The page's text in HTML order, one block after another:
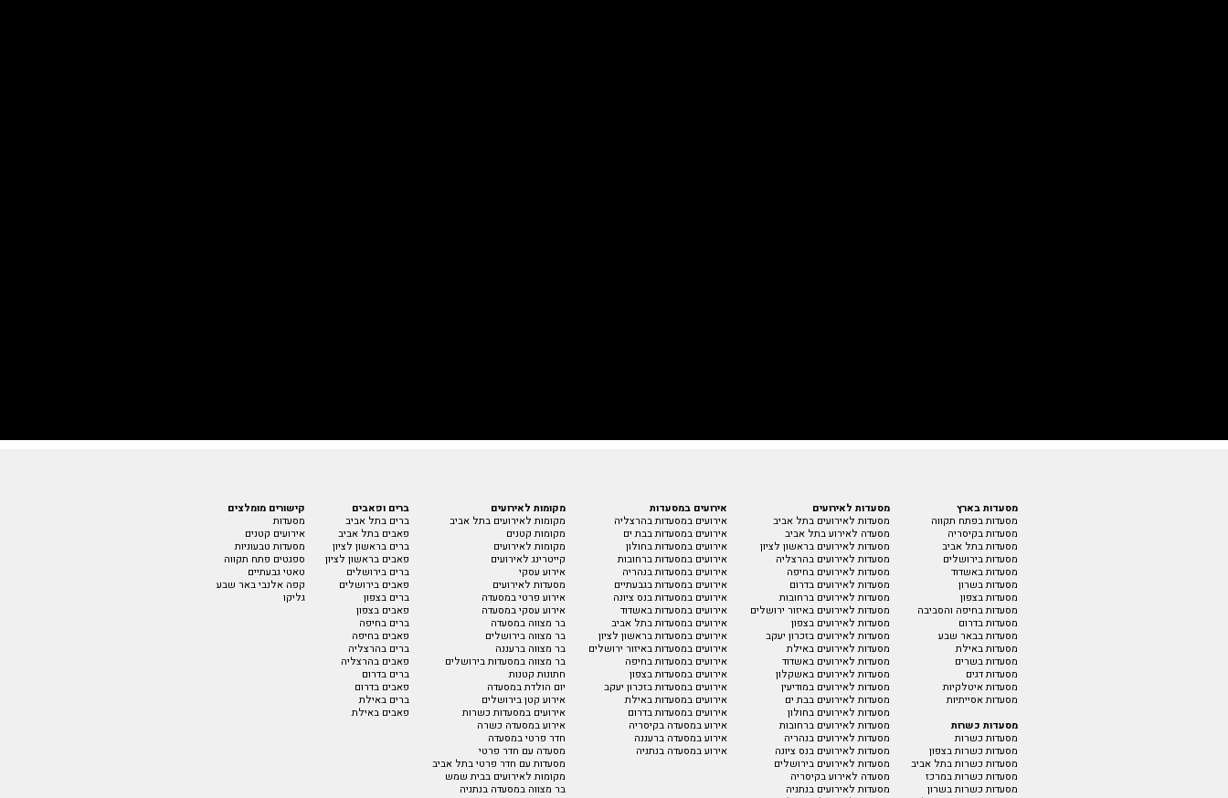
מסעדות בארץ
מסעדות בפתח תקווה
מסעדות בקיסריה
מסעדות בתל אביב
מסעדות בירושלים
מסעדות באשדוד
מסעדות בשרון
מסעדות בצפון
מסעדות בחיפה והסביבה
מסעדות בדרום
מסעדות בבאר שבע
מסעדות באילת
מסעדות בשרים
מסעדות דגים
מסעדות איטלקיות
מסעדות אסייתיות
מסעדות כשרות
מסעדות כשרות
מסעדות כשרות בצפון
מסעדות כשרות בתל אביב
מסעדות כשרות במרכז
מסעדות כשרות בשרון
מסעדות לאירועים
מסעדות לאירועים בתל אביב
מסעדה לאירוע בתל אביב
מסעדות לאירועים בראשון לציון
מסעדות לאירועים בהרצליה
מסעדות לאירועים בחיפה
מסעדות לאירועים בדרום
מסעדות לאירועים ברחובות
מסעדות לאירועים באיזור ירושלים
מסעדות לאירועים בצפון
מסעדות לאירועים בזכרון יעקב
מסעדות לאירועים באילת
מסעדות לאירועים באשדוד
מסעדות לאירועים באשקלון
מסעדות לאירועים במודיעין
מסעדות לאירועים בבת ים
מסעדות לאירועים בחולון
מסעדות לאירועים ברחובות
מסעדות לאירועים בנהריה
מסעדות לאירועים בנס ציונה
מסעדות לאירועים בירושלים
מסעדה לאירוע בקיסריה
מסעדות לאירועים בנתניה
אירועים במסעדות
אירועים במסעדות בהרצליה
אירועים במסעדות בבת ים
אירועים במסעדות בחולון
אירועים במסעדות ברחובות
אירועים במסעדות בנהריה
אירועים במסעדות בגבעתיים
אירועים במסעדות בנס ציונה
אירועים במסעדות באשדוד
אירועים במסעדות בתל אביב
אירועים במסעדות בראשון לציון
אירועים במסעדות באיזור ירושלים
אירועים במסעדות בחיפה
אירועים במסעדות בצפון
אירועים במסעדות בזכרון יעקב
אירועים במסעדות באילת
אירועים במסעדות בדרום
אירוע במסעדה בקיסריה
אירוע במסעדה ברעננה
אירוע במסעדה בנתניה
מקומות לאירועים
מקומות לאירועים בתל אביב
מקומות קטנים
מקומות לאירועים
קייטרינג לאירועים
אירוע עסקי
מסעדות לאירועים
אירוע פרטי במסעדה
אירוע עסקי במסעדה
בר מצווה במסעדה
בר מצווה בירושלים
בר מצווה ברעננה
בר מצווה במסעדות בירושלים
חתונות קטנות
יום הולדת במסעדה
אירוע קטן בירושלים
אירועים במסעדות כשרות
אירוע במסעדה כשרה
חדר פרטי במסעדה
מסעדה עם חדר פרטי
מסעדות עם חדר פרטי בתל אביב
מקומות לאירועים בבית שמש
בר מצווה במסעדה בנתניה
ברים ופאבים
ברים בתל אביב
פאבים בתל אביב
ברים בראשון לציון
פאבים בראשון לציון
ברים בירושלים
פאבים בירושלים
ברים בצפון
פאבים בצפון
ברים בחיפה
פאבים בחיפה
ברים בהרצליה
פאבים בהרצליה
ברים בדרום
פאבים בדרום
ברים באילת
פאבים באילת
קישורים מומלצים
מסעדות
אירועים קטנים
מסעדות טבעוניות
ספגטים פתח תקווה
טאטי גבעתיים
קפה אלנבי באר שבע
גליקו